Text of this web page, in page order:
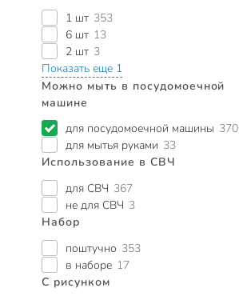
1 шт 353
6 шт 13
2 шт 3
Показать еще 1
Можно мыть в посудомоечной
машине
для посудомоечной машины 370
для мытья руками 33
Использование в СВЧ
для СВЧ 367
не для СВЧ 3
Набор
поштучно 353
в наборе 17
С рисунком